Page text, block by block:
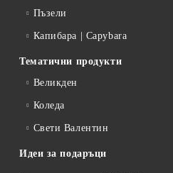
Пъзели
Капибара | Capybara
Тематични продукти
Великден
Коледа
Свети Валентин
Идеи за подаръци